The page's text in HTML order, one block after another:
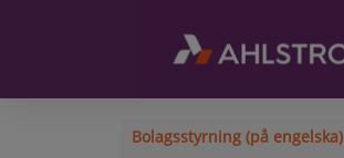
Bolagsstyrning (på engelska)